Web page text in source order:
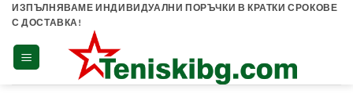
Skip
content
ИЗПЪЛНЯВАМЕ ИНДИВИДУАЛНИ ПОРЪЧКИ В КРАТКИ СРОКОВЕ
С ДОСТАВКА!